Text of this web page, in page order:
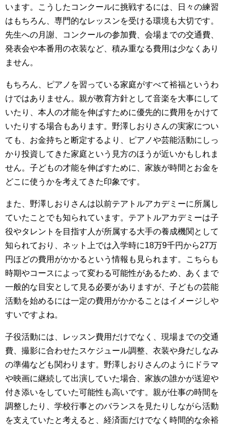
います。こうしたコンクールに挑戦するには、日々の練習
はもちろん、専門的なレッスンを受ける環境も大切です。
先生への月謝、コンクールの参加費、会場までの交通費、
発表会や本番用の衣装など、積み重なる費用は少なくあり
ません。
もちろん、ピアノを習っている家庭がすべて裕福というわ
けではありません。親が教育方針として音楽を大事にして
いたり、本人の才能を伸ばすために優先的に費用をかけて
いたりする場合もあります。野澤しおりさんの実家につい
ても、お金持ちと断定するより、ピアノや芸能活動にしっ
かり投資してきた家庭という見方のほうが近いかもしれま
せん。子どもの才能を伸ばすために、家族が時間とお金を
どこに使うかを考えてきた印象です。
また、野澤しおりさんは以前テアトルアカデミーに所属し
ていたことでも知られています。テアトルアカデミーは子
役やタレントを目指す人が所属する大手の養成機関として
知られており、ネット上では入学時に18万9千円から27万
円ほどの費用がかかるという情報も見られます。こちらも
時期やコースによって変わる可能性があるため、あくまで
一般的な目安として見る必要がありますが、子どもの芸能
活動を始めるには一定の費用がかかることはイメージしや
すいですよね。
子役活動には、レッスン費用だけでなく、現場までの交通
費、撮影に合わせたスケジュール調整、衣装や身だしなみ
の準備なども関わります。野澤しおりさんのようにドラマ
や映画に継続して出演していた場合、家族の誰かが送迎や
付き添いをしていた可能性も高いです。親が仕事の時間を
調整したり、学校行事とのバランスを見たりしながら活動
を支えていたと考えると、経済面だけでなく時間的な余裕